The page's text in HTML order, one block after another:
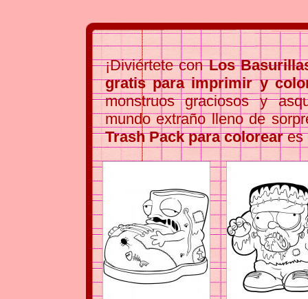
¡Diviértete conLos
gratis para imprimir y
monstruos graciosos y
mundo extraño lleno de
Trash Pack para coloreares